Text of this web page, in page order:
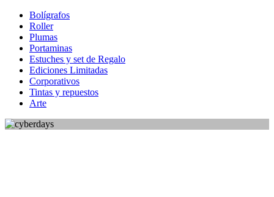
Bolígrafos
Roller
Plumas
Portaminas
Estuches y set de Regalo
Ediciones Limitadas
Corporativos
Tintas y repuestos
Arte